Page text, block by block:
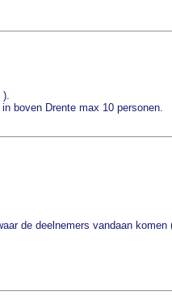
).
boven Drente max 10 personen.
de deelnemers vandaan